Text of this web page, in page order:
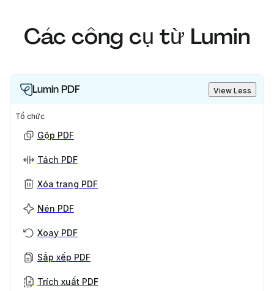
Các công cụ từ Lumin
Lumin PDF View Less
Tổ chức
Gộp PDF
Tách PDF
Xóa trang PDF
Nén PDF
Xoay PDF
Sắp xếp PDF
Trích xuất PDF